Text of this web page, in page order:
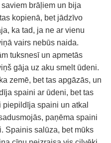
brāļiem un bija
kopienā, bet jādzīvo
ka tad, ja ne ar vienu
vairs nebūs naida.
tuksnesī un apmetās
gāja uz aku smelt ūdeni.
zemē, bet tas apgāzās, un
spaini ar ūdeni, bet tas
spaini un atkal
paņēma spaini
Spainis salūza, bet mūks